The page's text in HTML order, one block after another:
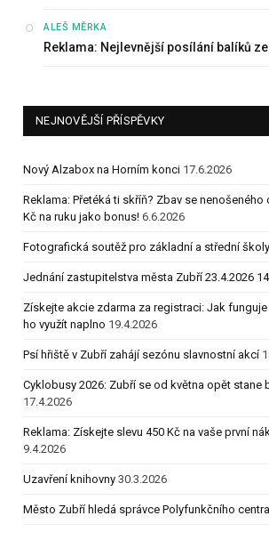
ALEŠ MĚRKA:
Reklama: Nejlevnější posílání balíků
NEJNOVĚJŠÍ PŘÍSPĚVKY
Nový Alzabox na Horním konci 17.6.2026
Reklama: Přetéká ti skříň? Zbav se
Kč na ruku jako bonus! 6.6.2026
Fotografická soutěž pro základní a střední školy
Jednání zastupitelstva města Zubří 23.4.2026
Získejte akcie zdarma za registraci: Jak
ho využít naplno 19.4.2026
Psí hřiště v Zubří zahájí sezónu slavnostní akcí
Cyklobusy 2026: Zubří se od května opět stane
17.4.2026
Reklama: Získejte slevu 450 Kč na vaše první
9.4.2026
Uzavření knihovny 30.3.2026
Město Zubří hledá správce Polyfunkčního centra